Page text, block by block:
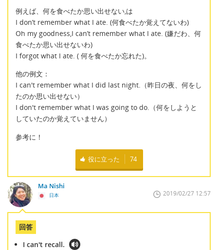
例えば、何を食べたか思い出せない,は
I don’t remember what I ate. (何食べたか覚えてないわ)
Oh my goodness,I can’t remember what I ate. (嫌だわ、何
食べたか思い出せないわ)
I forgot what I ate. ( 何を食べたか忘れた)。
他の例文：
I can't remember what I did last night.（昨日の夜、何をし
たのか思い出せない）
I don't remember what I was going to do.（何をしようと
していたのか覚えていません）
参考に！
役に立った 74
Ma Nishi
日本 2019/02/27 12:57
回答
I can't recall.